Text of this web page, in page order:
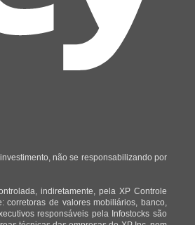
não se responsabilizando por
indiretamente, pela XP Controle
de valores mobiliários, banco,
responsáveis pela Infostocks são